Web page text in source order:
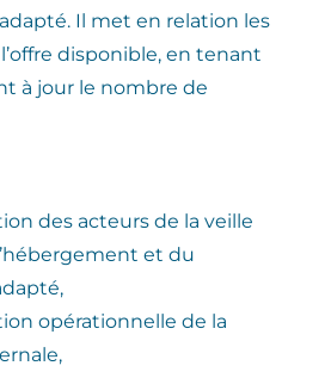
Il met en relation les
disponible, en tenant
à jour le nombre de
des acteurs de la veille
et du
opérationnelle de la